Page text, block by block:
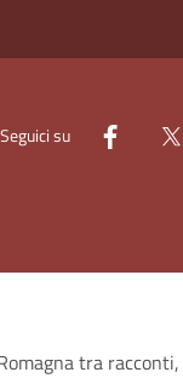
Seguici su
tra